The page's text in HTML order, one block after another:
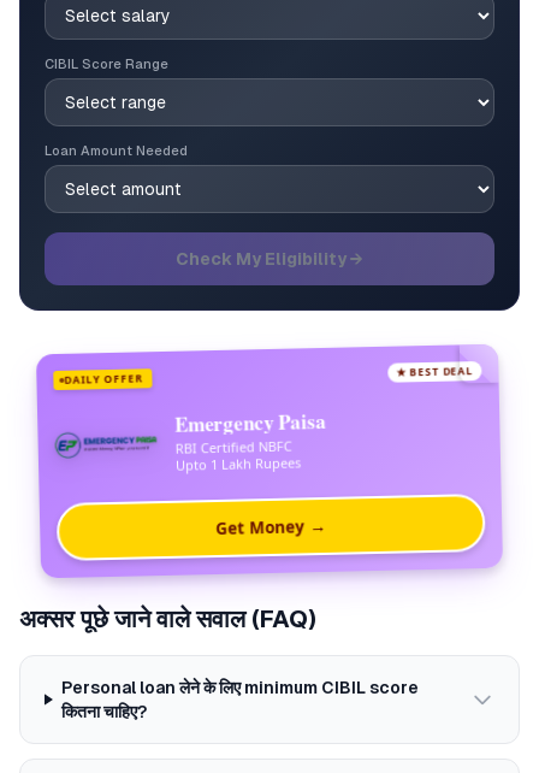
CIBIL Score Range
Loan Amount Needed
Check My Eligibility →
DAILY OFFER
★ BEST DEAL
Emergency Paisa
RBI Certified NBFC
Upto 1 Lakh Rupees
Get Money →
अक्सर पूछे जाने वाले सवाल (FAQ)
Personal loan लेने के लिए minimum CIBIL score
कितना चाहिए?